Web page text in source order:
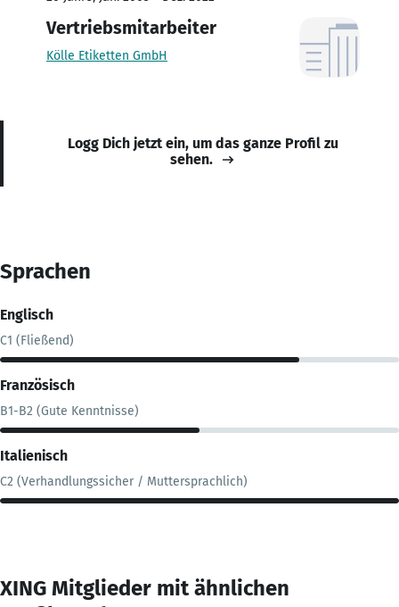
Vertriebsmitarbeiter
Kölle Etiketten GmbH
Logg Dich jetzt ein, um das ganze Profil zu
sehen.
Sprachen
Englisch
C1 (Fließend)
Französisch
B1-B2 (Gute Kenntnisse)
Italienisch
C2 (Verhandlungssicher / Muttersprachlich)
XING Mitglieder mit ähnlichen